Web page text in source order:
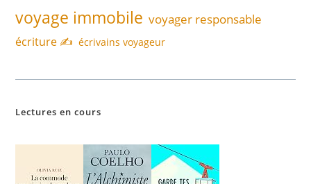
voyage immobile voyager responsable
écriture ✍️ écrivains voyageur
Lectures en cours